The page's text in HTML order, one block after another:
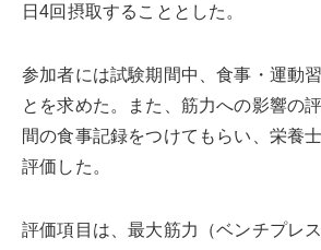
日4回摂取することとした。
参加者には試験期間中、食事・運動
とを求めた。また、筋力への影響の
間の食事記録をつけてもらい、栄養
評価した。
評価項目は、最大筋力（ベンチプレ